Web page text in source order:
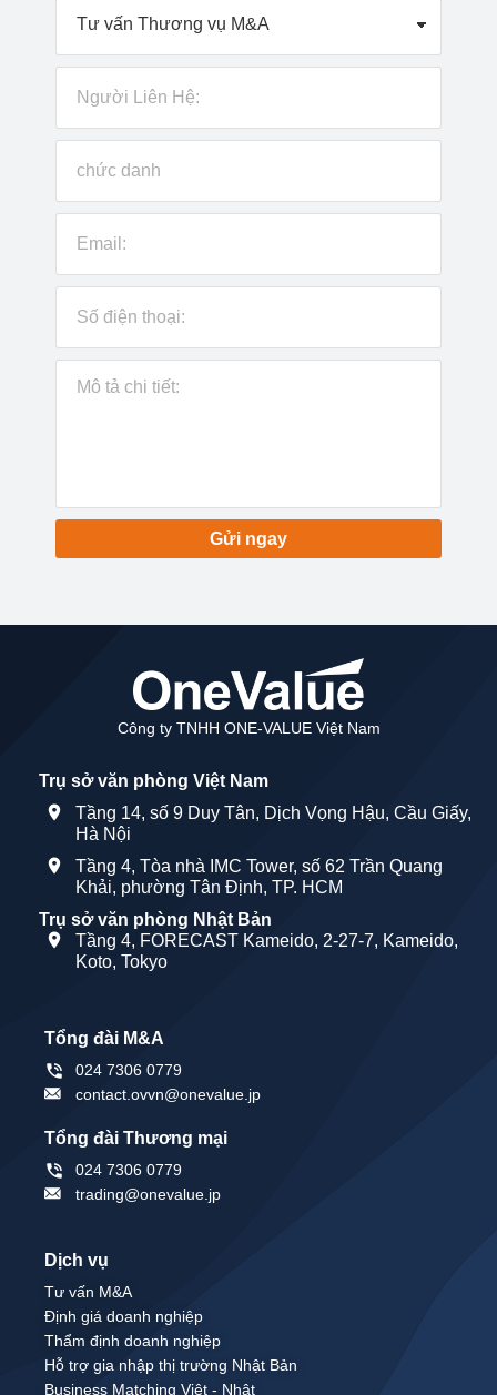
Gửi ngay
Công ty TNHH ONE-VALUE Việt Nam
Trụ sở văn phòng Việt Nam
Tầng 14, số 9 Duy Tân, Dịch Vọng Hậu, Cầu Giấy,
Hà Nội
Tầng 4, Tòa nhà IMC Tower, số 62 Trần Quang
Khải, phường Tân Định, TP. HCM
Trụ sở văn phòng Nhật Bản
Tầng 4, FORECAST Kameido, 2-27-7, Kameido,
Koto, Tokyo
Tổng đài M&A
024 7306 0779
contact.ovvn@onevalue.jp
Tổng đài Thương mại
024 7306 0779
trading@onevalue.jp
Dịch vụ
Tư vấn M&A
Định giá doanh nghiệp
Thẩm định doanh nghiệp
Hỗ trợ gia nhập thị trường Nhật Bản
Business Matching Việt - Nhật